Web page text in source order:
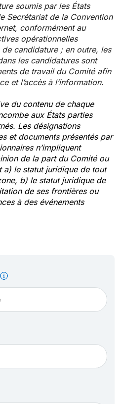
soumis par les États
Secrétariat de la Convention
conformément au
opérationnelles
candidature ; en outre, les
les candidatures sont
de travail du Comité afin
et l’accès à l’information.
du contenu de chaque
aux États parties
Les désignations
et documents présentés par
n’impliquent
de la part du Comité ou
a) le statut juridique de tout
b) le statut juridique de
de ses frontières ou
à des événements